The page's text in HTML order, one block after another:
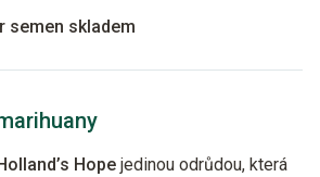
semen skladem
Hope jedinou odrůdou, která